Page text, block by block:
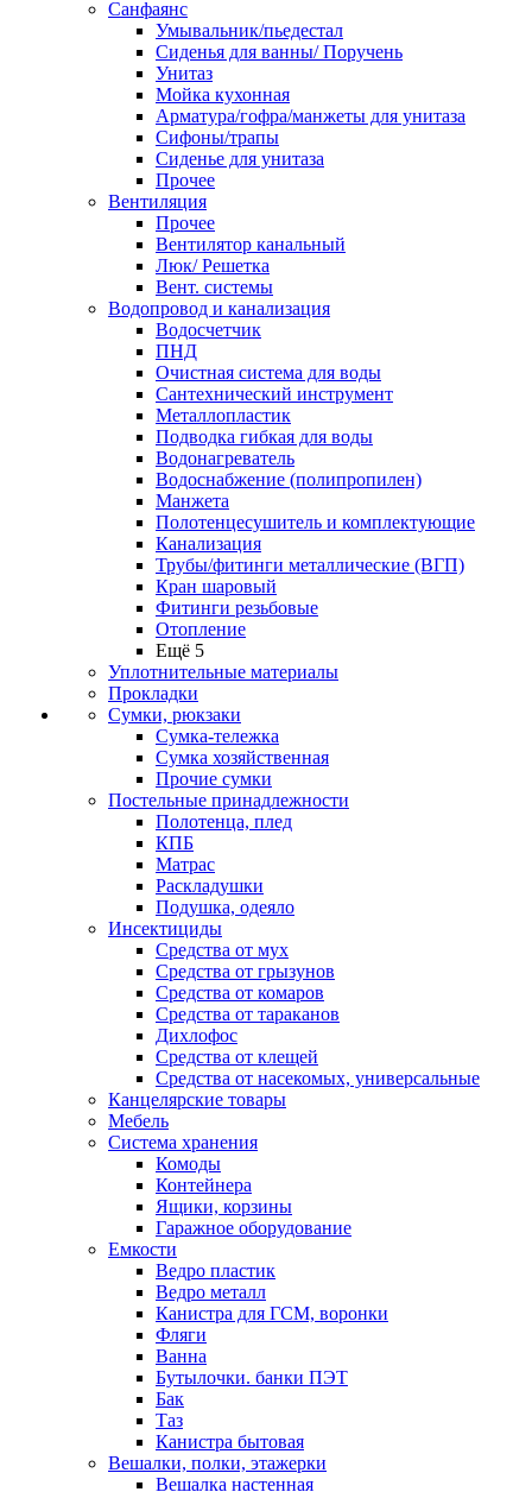
Санфаянс
Умывальник/пьедестал
Сиденья для ванны/ Поручень
Унитаз
Мойка кухонная
Арматура/гофра/манжеты для унитаза
Сифоны/трапы
Сиденье для унитаза
Прочее
Вентиляция
Прочее
Вентилятор канальный
Люк/ Решетка
Вент. системы
Водопровод и канализация
Водосчетчик
ПНД
Очистная система для воды
Сантехнический инструмент
Металлопластик
Подводка гибкая для воды
Водонагреватель
Водоснабжение (полипропилен)
Манжета
Полотенцесушитель и комплектующие
Канализация
Трубы/фитинги металлические (ВГП)
Кран шаровый
Фитинги резьбовые
Отопление
Ещё 5
Уплотнительные материалы
Прокладки
Сумки, рюкзаки
Сумка-тележка
Сумка хозяйственная
Прочие сумки
Постельные принадлежности
Полотенца, плед
КПБ
Матрас
Раскладушки
Подушка, одеяло
Инсектициды
Средства от мух
Средства от грызунов
Средства от комаров
Средства от тараканов
Дихлофос
Средства от клещей
Средства от насекомых, универсальные
Канцелярские товары
Мебель
Система хранения
Комоды
Контейнера
Ящики, корзины
Гаражное оборудование
Емкости
Ведро пластик
Ведро металл
Канистра для ГСМ, воронки
Фляги
Ванна
Бутылочки. банки ПЭТ
Бак
Таз
Канистра бытовая
Вешалки, полки, этажерки
Вешалка настенная